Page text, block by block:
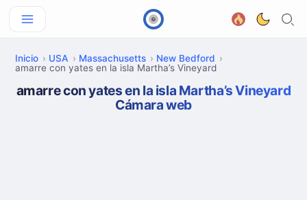
Inicio USA Massachusetts
New Bedford
amarre con yates en la isla Martha’s Vineyard
amarre con yates en la isla Martha’s Vineyard
Cámara web